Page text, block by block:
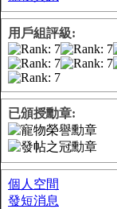
用戶組評級:
已頒授勳章:
個人空間
發短消息